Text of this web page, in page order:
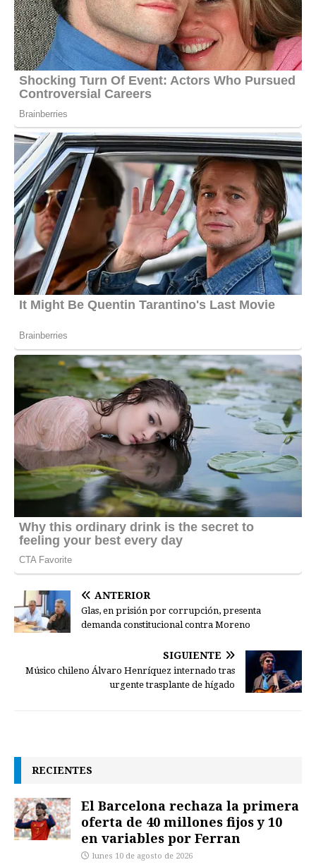
ANTERIOR
Glas, en prisión por corrupción, presenta
demanda constitucional contra Moreno
SIGUIENTE
Músico chileno Álvaro Henríquez internado tras
urgente trasplante de hígado
RECIENTES
El Barcelona rechaza la primera
oferta de 40 millones fijos y 10
en variables por Ferran
lunes 10 de agosto de 2026